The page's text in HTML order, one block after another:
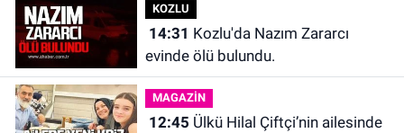
KOZLU
14:31
evinde ölü bulundu.
MAGAZİN
12:45